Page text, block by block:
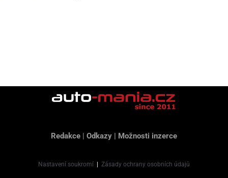
Redakce | Odkazy | Možnosti inzerce
Nastavení soukromí | Zásady ochrany osobních údajů